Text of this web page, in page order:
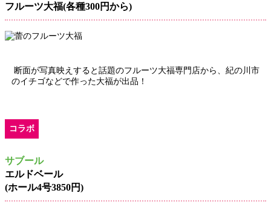
フルーツ大福(各種300円から)
断面が写真映えすると話題のフルーツ大福専門店から、紀の川市
のイチゴなどで作った大福が出品！
コラボ
サブール
エルドベール
(ホール4号3850円)